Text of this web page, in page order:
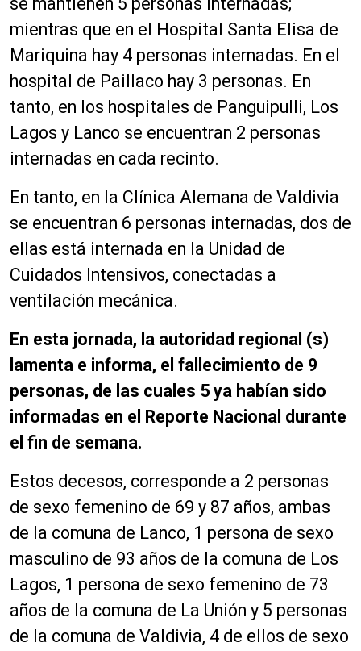
mientras que en el Hospital Santa Elisa de
Mariquina hay 4 personas internadas. En el
hospital de Paillaco hay 3 personas. En
tanto, en los hospitales de Panguipulli, Los
Lagos y Lanco se encuentran 2 personas
internadas en cada recinto.
En tanto, en la Clínica Alemana de Valdivia
se encuentran 6 personas internadas, dos de
ellas está internada en la Unidad de
Cuidados Intensivos, conectadas a
ventilación mecánica.
En esta jornada, la autoridad regional (s)
lamenta e informa, el fallecimiento de 9
personas, de las cuales 5 ya habían sido
informadas en el Reporte Nacional durante
el fin de semana.
Estos decesos, corresponde a 2 personas
de sexo femenino de 69 y 87 años, ambas
de la comuna de Lanco, 1 persona de sexo
masculino de 93 años de la comuna de Los
Lagos, 1 persona de sexo femenino de 73
años de la comuna de La Unión y 5 personas
de la comuna de Valdivia, 4 de ellos de sexo